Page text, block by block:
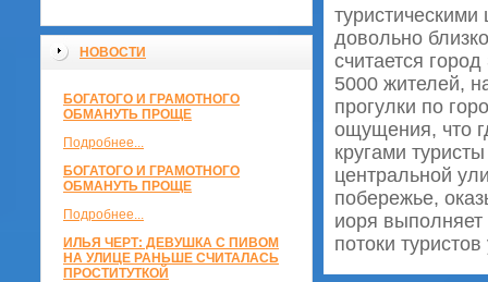
НОВОСТИ
БОГАТОГО И ГРАМОТНОГО
ОБМАНУТЬ ПРОЩЕ
Подробнее...
БОГАТОГО И ГРАМОТНОГО
ОБМАНУТЬ ПРОЩЕ
Подробнее...
ИЛЬЯ ЧЕРТ: ДЕВУШКА С ПИВОМ
НА УЛИЦЕ РАНЬШЕ СЧИТАЛАСЬ
ПРОСТИТУТКОЙ
довольно
считается
5000 жителей,
прогулки по
ощущения, что
кругами
центральной
побережье,
иоря
потоки